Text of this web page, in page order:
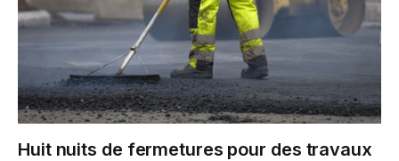
Huit nuits de fermetures pour des travaux